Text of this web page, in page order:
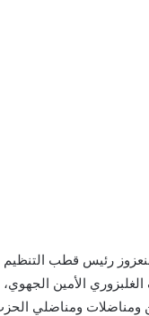
رئيس قطب
الأمين
ومناضلات ومناضلي